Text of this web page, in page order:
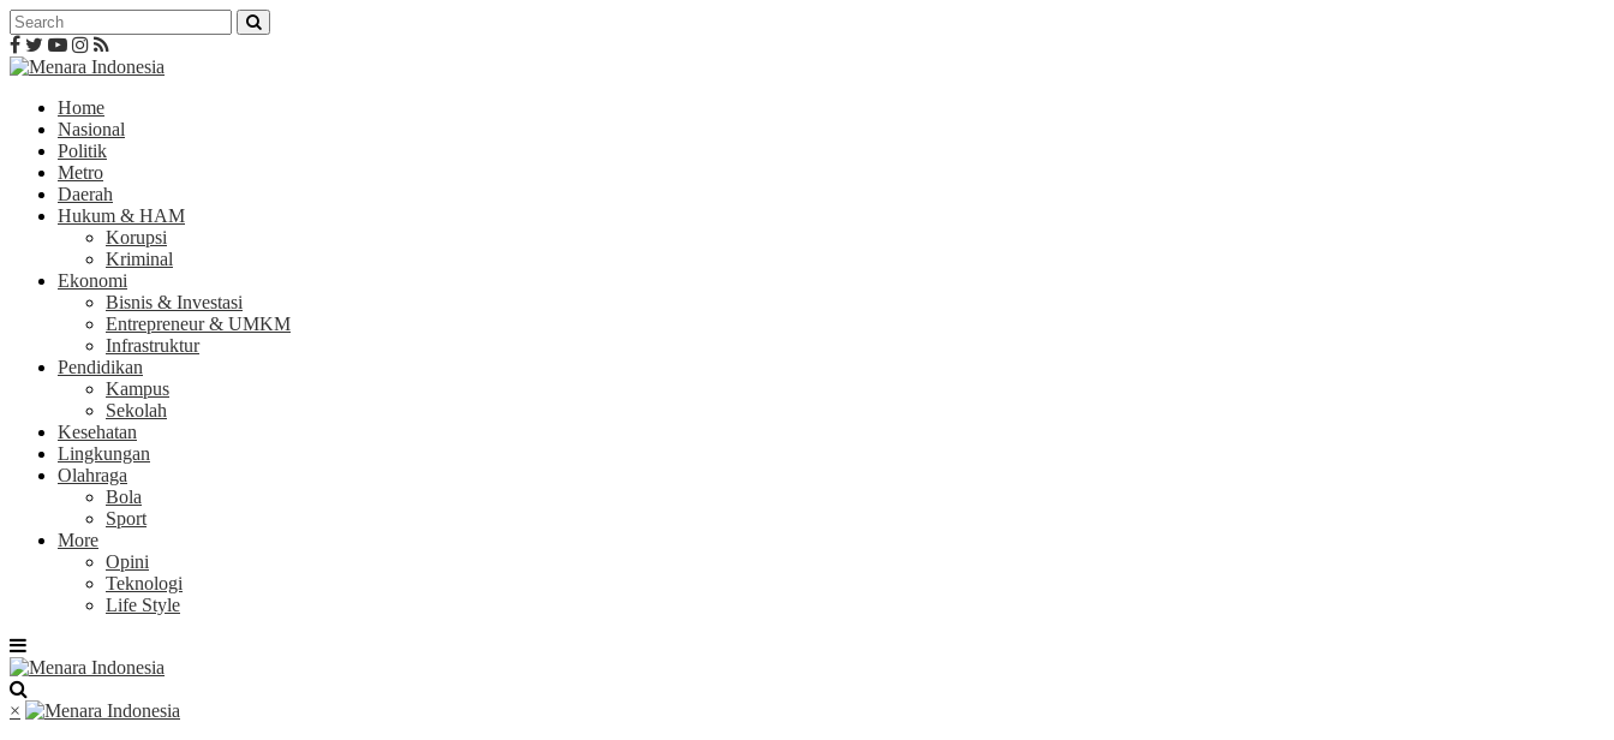
Home
Nasional
Politik
Metro
Daerah
Hukum & HAM
Korupsi
Kriminal
Ekonomi
Bisnis & Investasi
Entrepreneur & UMKM
Infrastruktur
Pendidikan
Kampus
Sekolah
Kesehatan
Lingkungan
Olahraga
Bola
Sport
More
Opini
Teknologi
Life Style
×